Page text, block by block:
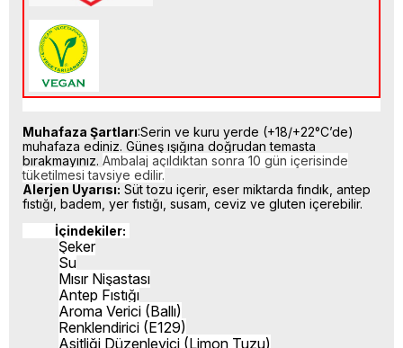
Muhafaza Şartları:Serin ve kuru yerde (+18/+22°C’de)
muhafaza ediniz. Güneş ışığına doğrudan temasta
bırakmayınız. Ambalaj açıldıktan sonra 10 gün içerisinde
tüketilmesi tavsiye edilir.
Alerjen Uyarısı: Süt tozu içerir, eser miktarda fındık, antep
fıstığı, badem, yer fıstığı, susam, ceviz ve gluten içerebilir.
İçindekiler:
Şeker
Su
Mısır Nişastası
Antep Fıstığı
Aroma Verici (Ballı)
Renklendirici (E129)
Asitliği Düzenleyici (Limon Tuzu)